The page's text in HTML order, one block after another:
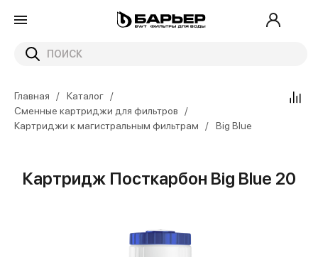
Главная
Каталог
Сменные картриджи для фильтров
Картриджи к магистральным фильтрам
Big Blue
Картридж Посткарбон Big Blue 20